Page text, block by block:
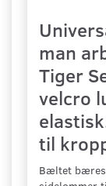
man
Tiger
velcro
til
Bæltet bæres